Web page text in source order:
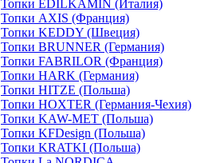
Топки EDILKAMIN (Италия)
Топки AXIS (Франция)
Топки KEDDY (Швеция)
Топки BRUNNER (Германия)
Топки FABRILOR (Франция)
Топки HARK (Германия)
Топки HITZE (Польша)
Топки HOXTER (Германия-Чехия)
Топки KAW-MET (Польша)
Топки KFDesign (Польша)
Топки KRATKI (Польша)